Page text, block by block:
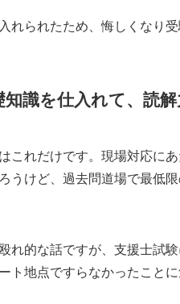
れられたため、悔しくなり受
識を仕入れて、読
これだけです。現場対応に
うけど、過去問道場で最低
れ的な話ですが、支援士試
ト地点ですらなかったこと